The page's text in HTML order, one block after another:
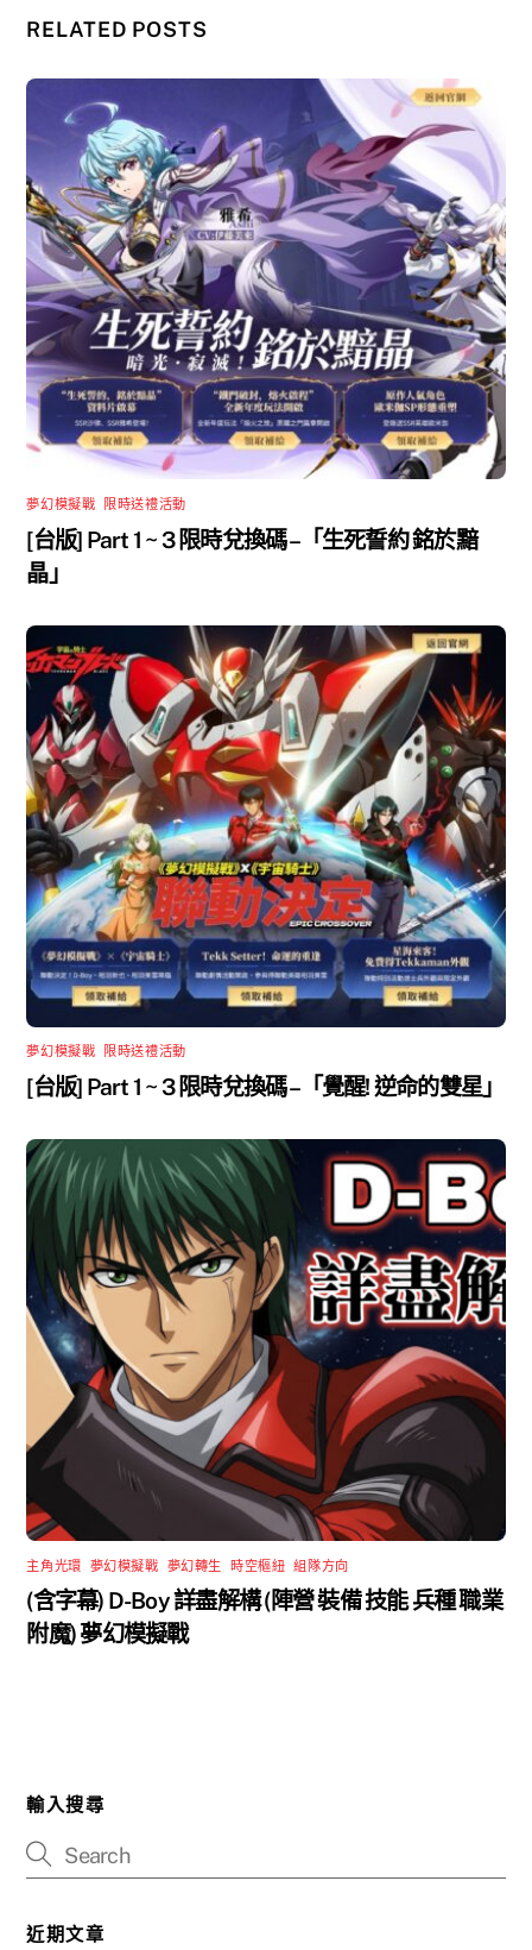
RELATED POSTS
夢幻模擬戰 限時送禮活動
[台版] Part 1 ~ 3 限時兌換碼 –「生死誓約 銘於黯
晶」
夢幻模擬戰 限時送禮活動
[台版] Part 1 ~ 3 限時兌換碼 –「覺醒! 逆命的雙星」
主角光環 夢幻模擬戰 夢幻轉生 ,時空樞紐 ,組隊方向
(含字幕) D-Boy 詳盡解構 (陣營 裝備 技能 兵種 職業
附魔) 夢幻模擬戰
輸入搜尋
近期文章